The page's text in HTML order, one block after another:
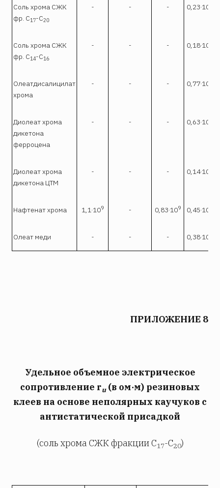
Соль хрома СЖК
фр. С17-С20
- - - 0,23·10
Соль хрома СЖК
фр. С14-С16
- - - 0,18·10
Олеатдисалицилат
хрома
- - - 0,77·10
Диолеат хрома
дикетона
ферроцена
- - - 0,63·10
Диолеат хрома
дикетона ЦТМ
- - - 0,14·10
Нафтенат хрома 1,1·109 - 0,83·109 0,45·10
Олеат меди - - - 0,38·10
ПРИЛОЖЕНИЕ 8
Удельное объемное электрическое
сопротивление ru(в ом·м) резиновых
клеев на основе неполярных каучуков с
антистатической присадкой
(соль хрома СЖК фракции С17-C20)